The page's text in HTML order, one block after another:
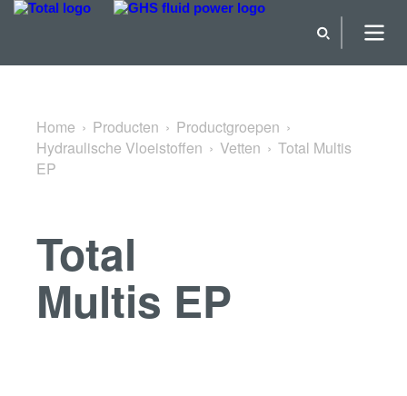
Terug naar Vetten
Home Producten
Productgroepen
Hydraulische Vloeistoffen
Vetten
Total Multis
EP
Total
Multis EP